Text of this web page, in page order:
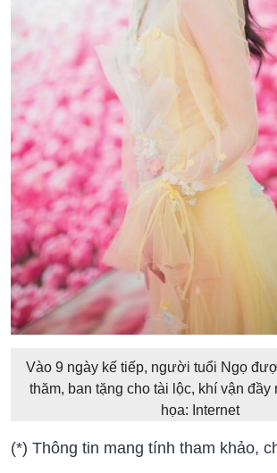
Vào 9 ngày kế tiếp, người tuổi Ngọ
thăm, ban tặng cho tài lộc, khí vận đầy
họa: Internet
(*) Thông tin mang tính tham khảo,